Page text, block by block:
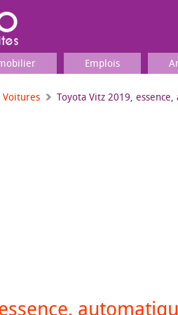
Emplois
Voitures Toyota Vitz 2019,